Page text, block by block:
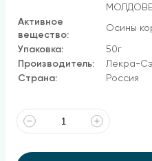
МОЛДОВЕ
Активное
вещество:
Осины
Упаковка:
50г
Производитель:
Лекра-
Страна:
Россия